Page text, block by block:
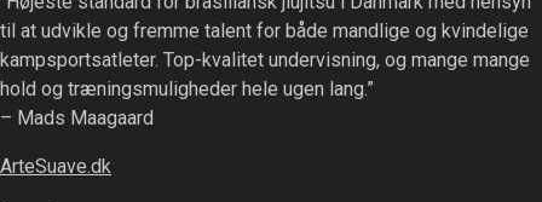
til at udvikle og fremme talent for både mandlige og kvindelige
kampsportsatleter. Top-kvalitet undervisning, og mange mange
hold og træningsmuligheder hele ugen lang.”
– Mads Maagaard
ArteSuave.dk